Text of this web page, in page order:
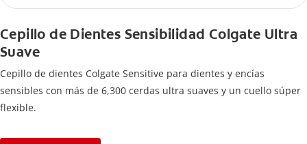
Cepillo de Dientes Sensibilidad Colgate Ultra
Suave
Cepillo de dientes Colgate Sensitive para dientes y encías
sensibles con más de 6,300 cerdas ultra suaves y un cuello súper
flexible.